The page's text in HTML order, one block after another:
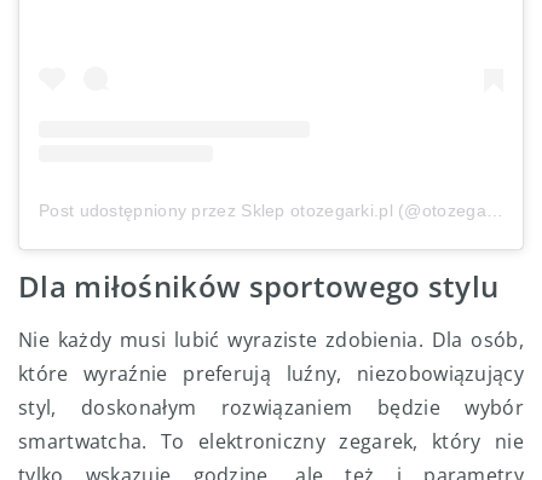
Dla miłośników sportowego stylu
Nie każdy musi lubić wyraziste zdobienia. Dla osób,
które wyraźnie preferują luźny, niezobowiązujący
styl, doskonałym rozwiązaniem będzie wybór
smartwatcha. To elektroniczny zegarek, który nie